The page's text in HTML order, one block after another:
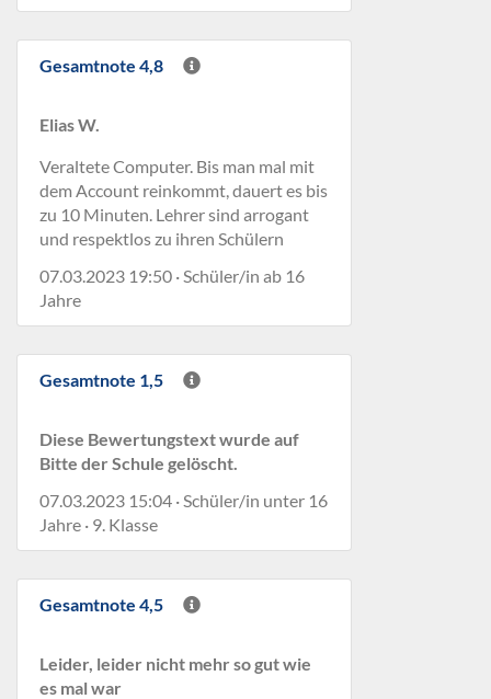
Gesamtnote 4,8
Elias W.
Veraltete Computer. Bis man mal mit
dem Account reinkommt, dauert es bis
zu 10 Minuten. Lehrer sind arrogant
und respektlos zu ihren Schülern
07.03.2023 19:50 · Schüler/in ab 16
Jahre
Gesamtnote 1,5
Diese Bewertungstext wurde auf
Bitte der Schule gelöscht.
07.03.2023 15:04 · Schüler/in unter 16
Jahre · 9. Klasse
Gesamtnote 4,5
Leider, leider nicht mehr so gut wie
es mal war